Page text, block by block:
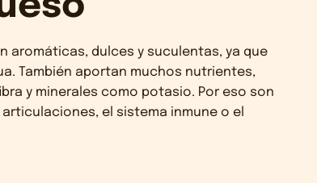
aromáticas, dulces y suculentas, ya que
También aportan muchos nutrientes,
y minerales como potasio. Por eso son
el sistema inmune o el